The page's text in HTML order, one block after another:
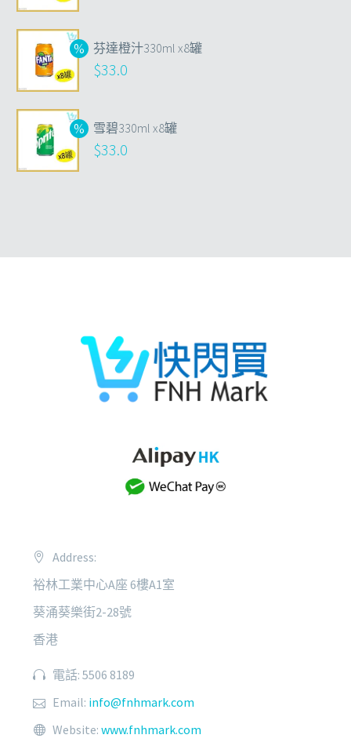
芬達橙汁330ml x8罐
$33.0
雪碧330ml x8罐
$33.0
Address:
裕林工業中心A座 6樓A1室
葵涌葵樂街2-28號
香港
電話: 5506 8189
Email: info@fnhmark.com
Website: www.fnhmark.com